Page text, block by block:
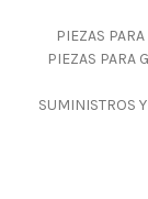
PIEZAS
PIEZAS
SUMINISTROS